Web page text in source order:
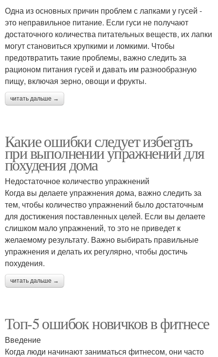
Одна из основных причин проблем с лапками у гусей -
это неправильное питание. Если гуси не получают
достаточного количества питательных веществ, их лапки
могут становиться хрупкими и ломкими. Чтобы
предотвратить такие проблемы, важно следить за
рационом питания гусей и давать им разнообразную
пищу, включая зерно, овощи и фрукты.
читать дальше →
Какие ошибки следует избегать
при выполнении упражнений для
похудения дома
Недостаточное количество упражнений
Когда вы делаете упражнения дома, важно следить за
тем, чтобы количество упражнений было достаточным
для достижения поставленных целей. Если вы делаете
слишком мало упражнений, то это не приведет к
желаемому результату. Важно выбирать правильные
упражнения и делать их регулярно, чтобы достичь
похудения.
читать дальше →
Топ-5 ошибок новичков в фитнесе
Введение
Когда люди начинают заниматься фитнесом, они часто